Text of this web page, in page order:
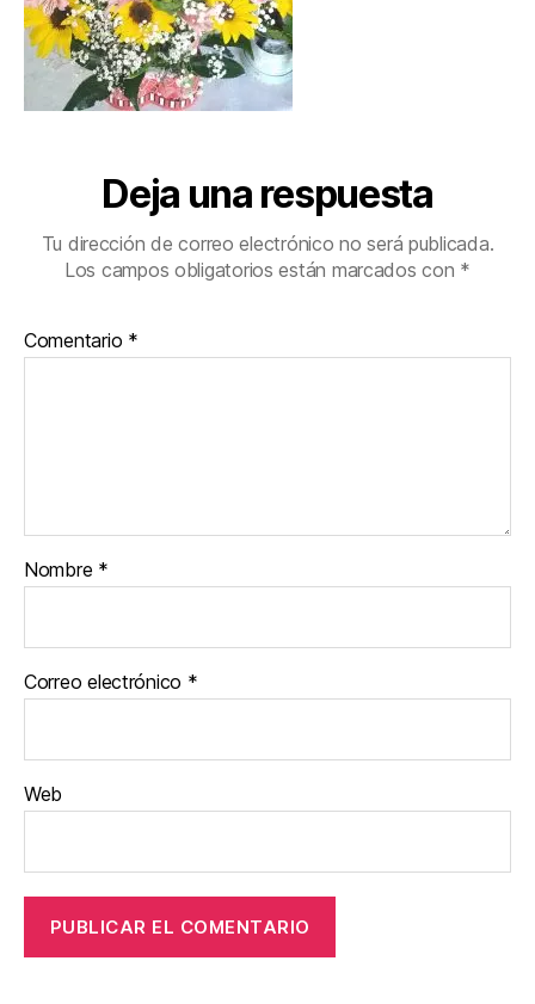
Deja una respuesta
Tu dirección de correo electrónico no será publicada.
Los campos obligatorios están marcados con *
Comentario *
Nombre *
Correo electrónico *
Web